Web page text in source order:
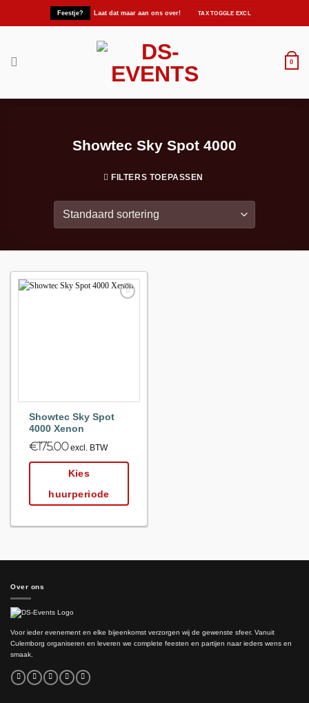
Feestje? Laat dat maar aan ons over!
0
Showtec Sky Spot 4000
FILTERS TOEPASSEN
Showtec Sky Spot
4000 Xenon
€175.00excl. BTW
Kies
huurperiode
Over ons
Voor ieder evenement en elke bijeenkomst verzorgen wij de gewenste sfeer. Vanuit
Culemborg organiseren en leveren we complete feesten en partijen naar ieders wens en
smaak.